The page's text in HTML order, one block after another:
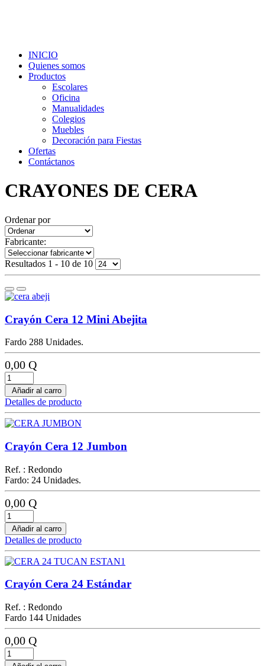
INICIO
Quienes somos
Productos
Escolares
Oficina
Manualidades
Colegios
Muebles
Decoración para Fiestas
Ofertas
Contáctanos
CRAYONES DE CERA
Ordenar por
Fabricante:
Resultados 1 - 10 de 10
Crayón Cera 12 Mini Abejita
Fardo 288 Unidades.
0,00 Q
Añadir al carro
Detalles de producto
Crayón Cera 12 Jumbon
Ref. : Redondo
Fardo: 24 Unidades.
0,00 Q
Añadir al carro
Detalles de producto
Crayón Cera 24 Estándar
Ref. : Redondo
Fardo 144 Unidades
0,00 Q